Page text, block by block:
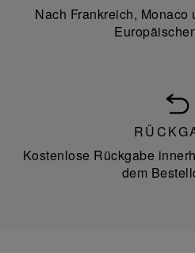
Nach Frankreich,
Kostenlose Rückgabe
dem